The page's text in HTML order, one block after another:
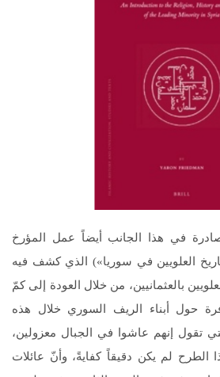
في هذا الجانب أيضاً عمل المؤرخ
العلويين في سوريا») الذي كشف فيه
بالعثمانيين، من خلال العودة إلى كمّ
حول أبناء الريف السوري خلال هذه
تقول إنهم عاشوا في الجبال معزولين،
الطرح لم يكن دقيقاً كفايةً، وأنّ عائلات